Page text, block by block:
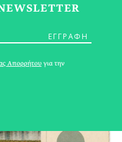
Απορρήτου για την